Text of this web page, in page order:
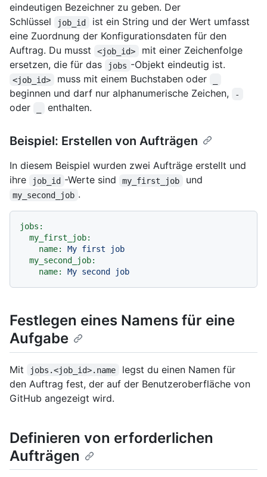
eindeutigen Bezeichner zu geben. Der
Schlüssel
job_id
ist ein String und der Wert umfasst
eine Zuordnung der Konfigurationsdaten für den
Auftrag. Du musst
<job_id>
mit einer Zeichenfolge
ersetzen, die für das
jobs -Objekt eindeutig ist.
<job_id> muss mit einem Buchstaben oder
beginnen und darf nur alphanumerische Zeichen, -
oder enthalten.
Beispiel: Erstellen von Aufträgen
In diesem Beispiel wurden zwei Aufträge erstellt und
ihre
job_id -Werte sind my_first_job und
my_second_job .
jobs:
my_first_job:
name:
My first
job
my_second_job:
name:
My second job
Festlegen eines Namens für eine
Aufgabe
Mit jobs.<job_id>.name
legst du einen Namen für
den Auftrag fest, der auf der Benutzeroberfläche von
GitHub angezeigt wird.
Definieren von erforderlichen
Aufträgen